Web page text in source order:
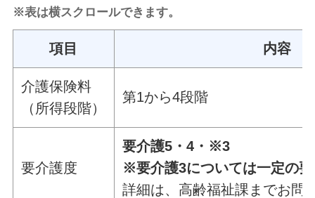
※表は横スクロールできます。
項目 内容
介護保険料
（所得段階）
第1から4段階
要介護度
要介護5・4・※3
※要介護3については一定の
詳細は、高齢福祉課までお問